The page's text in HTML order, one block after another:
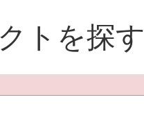
トを探す